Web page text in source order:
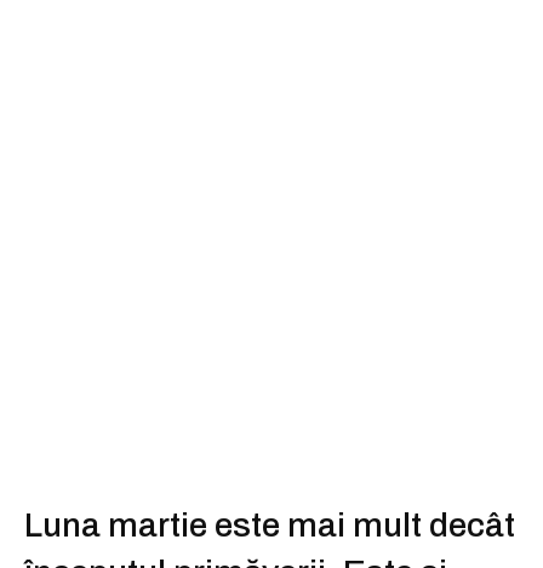
Luna martie este mai mult decât